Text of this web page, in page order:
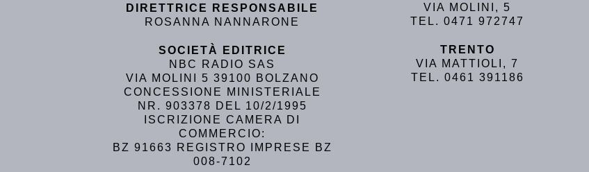
DIRETTRICE RESPONSABILE
ROSANNA NANNARONE
SOCIETÀ EDITRICE
NBC RADIO SAS
VIA MOLINI 5 39100 BOLZANO
CONCESSIONE MINISTERIALE
NR. 903378 DEL 10/2/1995
ISCRIZIONE CAMERA DI
COMMERCIO:
BZ 91663 REGISTRO IMPRESE BZ
008-7102
VIA MOLINI, 5
TEL. 0471 972747
TRENTO
VIA MATTIOLI, 7
TEL. 0461 391186